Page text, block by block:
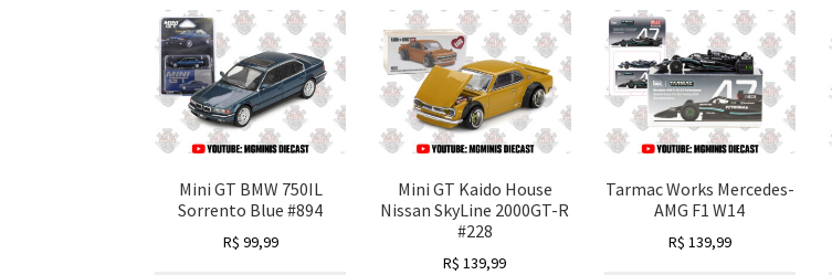
Mini GT BMW 750IL
Sorrento Blue #894
R$ 99,99
Mini GT Kaido House
Nissan SkyLine 2000GT-R
#228
R$ 139,99
Tarmac Works Mercedes-
AMG F1 W14
R$ 139,99